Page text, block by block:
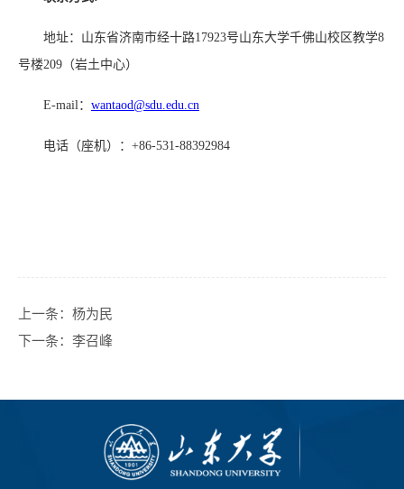
地址：山东省济南市经十路17923号山东大学千佛山校区教学8
号楼209 （岩土中心）
E-mail ： wantaod@sdu.edu.cn
电话（座机）： +86-531-88392984
上一条： 杨为民
下一条： 李召峰